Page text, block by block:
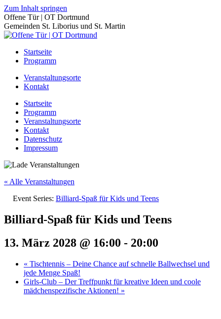
Zum Inhalt springen
Offene Tür | OT Dortmund
Gemeinden St. Liborius und St. Martin
Startseite
Programm
Veranstaltungsorte
Kontakt
Startseite
Programm
Veranstaltungsorte
Kontakt
Datenschutz
Impressum
« Alle Veranstaltungen
Event Series: Billiard-Spaß für Kids und Teens
Billiard-Spaß für Kids und Teens
13. März 2028 @ 16:00 - 20:00
« Tischtennis – Deine Chance auf schnelle Ballwechsel und
jede Menge Spaß!
Girls-Club – Der Treffpunkt für kreative Ideen und coole
mädchenspezifische Aktionen! »